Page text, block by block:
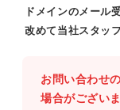
ドメインのメール
改めて当社スタッ
お問い合わせ
場合がございま